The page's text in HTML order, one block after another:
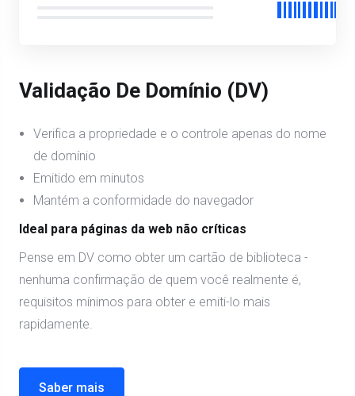
Validação De Domínio (DV)
Verifica a propriedade e o controle apenas do nome
de domínio
Emitido em minutos
Mantém a conformidade do navegador
Ideal para páginas da web não críticas
Pense em DV como obter um cartão de biblioteca -
nenhuma confirmação de quem você realmente é,
requisitos mínimos para obter e emiti-lo mais
rapidamente.
Saber mais